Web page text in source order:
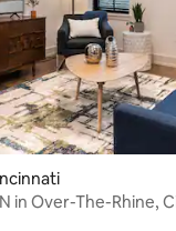
in Over-The-Rhine,